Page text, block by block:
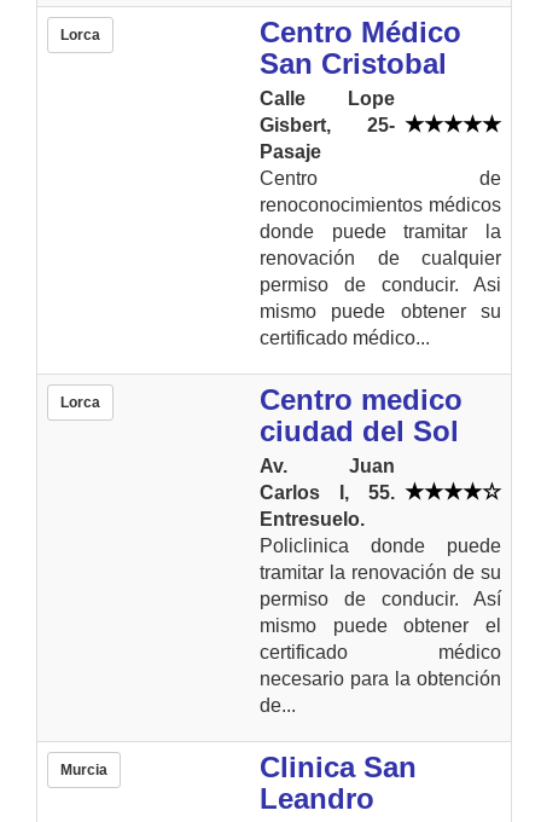
Lorca
Centro Médico
San Cristobal
Calle Lope
Gisbert, 25-
Pasaje
Centro de
renoconocimientos médicos
donde puede tramitar la
renovación de cualquier
permiso de conducir. Asi
mismo puede obtener su
certificado médico...
Lorca
Centro medico
ciudad del Sol
Av. Juan
Carlos I, 55.
Entresuelo.
Policlinica donde puede
tramitar la renovación de su
permiso de conducir. Así
mismo puede obtener el
certificado médico
necesario para la obtención
de...
Murcia
Clinica San
Leandro